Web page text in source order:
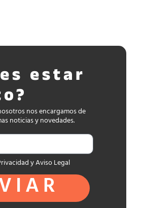
estar
nos encargamos de
noticias y novedades.
y Aviso Legal